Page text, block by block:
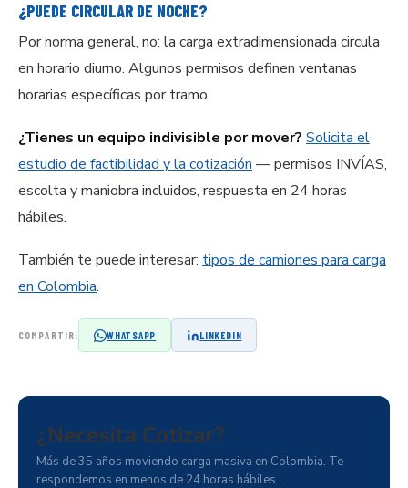
¿PUEDE CIRCULAR DE NOCHE?
Por norma general, no: la carga extradimensionada circula
en horario diurno. Algunos permisos definen ventanas
horarias específicas por tramo.
¿Tienes un equipo indivisible por mover? Solicita el
estudio de factibilidad y la cotización — permisos INVÍAS,
escolta y maniobra incluidos, respuesta en 24 horas
hábiles.
También te puede interesar: tipos de camiones para carga
en Colombia.
COMPARTIR: WHATSAPP LINKEDIN
¿Necesita Cotizar?
Más de 35 años moviendo carga masiva en Colombia. Te
respondemos en menos de 24 horas hábiles.